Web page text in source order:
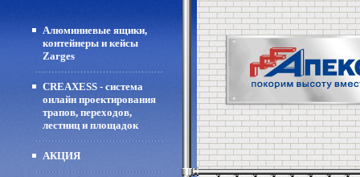
Алюминиевые ящики,
контейнеры и кейсы
Zarges
CREAXESS - система
онлайн проектирования
трапов, переходов,
лестниц и площадок
АКЦИЯ